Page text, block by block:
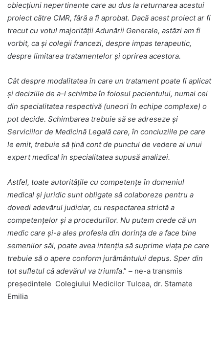
obiecțiuni nepertinente care au dus la returnarea acestui
proiect către CMR, fără a fi aprobat. Dacă acest proiect ar fi
trecut cu votul majorității Adunării Generale, astăzi am fi
vorbit, ca și colegii francezi, despre impas terapeutic,
despre limitarea tratamentelor și oprirea acestora.
Cât despre modalitatea în care un tratament poate fi aplicat
și deciziile de a-l schimba în folosul pacientului, numai cei
din specialitatea respectivă (uneori în echipe complexe) o
pot decide. Schimbarea trebuie să se adreseze și
Serviciilor de Medicină Legală care, în concluziile pe care
le emit, trebuie să țină cont de punctul de vedere al unui
expert medical în specialitatea supusă analizei.
Astfel, toate autoritățile cu competențe în domeniul
medical și juridic sunt obligate să colaboreze pentru a
dovedi adevărul judiciar, cu respectarea strictă a
competențelor și a procedurilor. Nu putem crede că un
medic care și-a ales profesia din dorința de a face bine
semenilor săi, poate avea intenția să suprime viața pe care
trebuie să o apere conform jurământului depus. Sper din
tot sufletul că adevărul va triumfa.” – ne-a transmis
președintele Colegiului Medicilor Tulcea, dr. Stamate
Emilia